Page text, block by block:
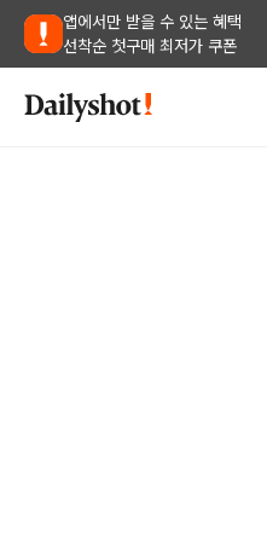
앱에서만 받을 수 있는 혜택
선착순 첫구매 최저가 쿠폰